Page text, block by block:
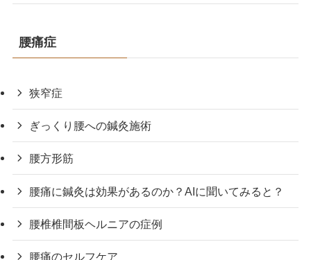
腰痛症
狭窄症
ぎっくり腰への鍼灸施術
腰方形筋
腰痛に鍼灸は効果があるのか？AIに聞いてみると？
腰椎椎間板ヘルニアの症例
腰痛のセルフケア